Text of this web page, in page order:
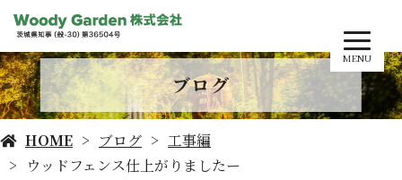
MENU
ブログ
HOME ブログ
工事編
ウッドフェンス仕上がりましたー